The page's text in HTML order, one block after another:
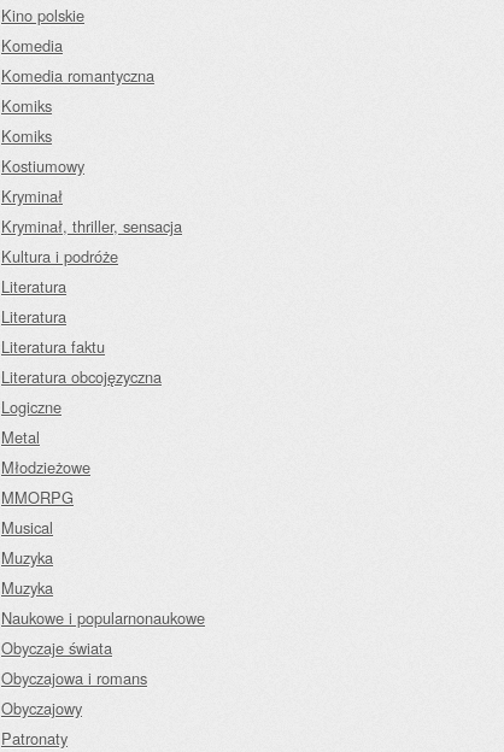
Kino polskie
Komedia
Komedia romantyczna
Komiks
Komiks
Kostiumowy
Kryminał
Kryminał, thriller, sensacja
Kultura i podróże
Literatura
Literatura
Literatura faktu
Literatura obcojęzyczna
Logiczne
Metal
Młodzieżowe
MMORPG
Musical
Muzyka
Muzyka
Naukowe i popularnonaukowe
Obyczaje świata
Obyczajowa i romans
Obyczajowy
Patronaty